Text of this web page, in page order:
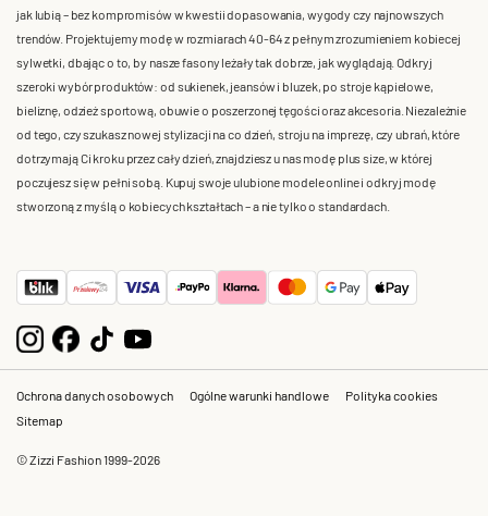
jak lubią – bez kompromisów w kwestii dopasowania, wygody czy najnowszych
trendów. Projektujemy modę w rozmiarach 40-64 z pełnym zrozumieniem kobiecej
sylwetki, dbając o to, by nasze fasony leżały tak dobrze, jak wyglądają. Odkryj
szeroki wybór produktów: od sukienek, jeansów i bluzek, po stroje kąpielowe,
bieliznę, odzież sportową, obuwie o poszerzonej tęgości oraz akcesoria. Niezależnie
od tego, czy szukasz nowej stylizacji na co dzień, stroju na imprezę, czy ubrań, które
dotrzymają Ci kroku przez cały dzień, znajdziesz u nas modę plus size, w której
poczujesz się w pełni sobą. Kupuj swoje ulubione modele online i odkryj modę
stworzoną z myślą o kobiecych kształtach – a nie tylko o standardach.
Ochrona danych osobowych Ogólne warunki handlowe
Polityka cookies
Sitemap
© Zizzi Fashion 1999-2026